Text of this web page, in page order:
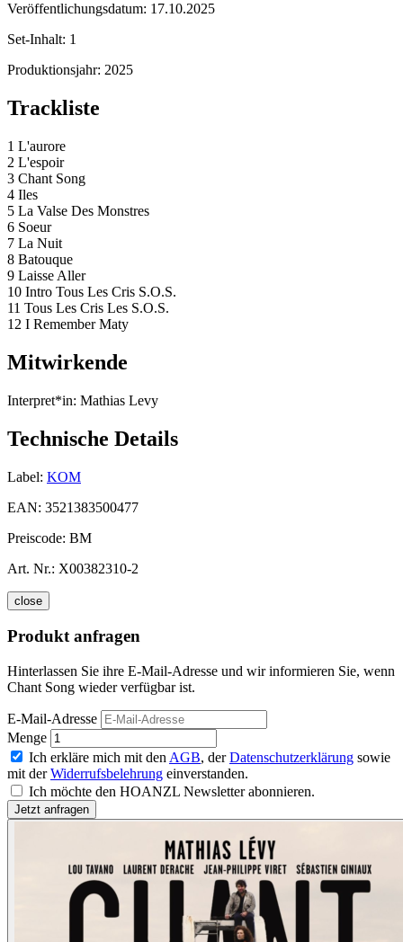
Veröffentlichungsdatum: 17.10.2025
Set-Inhalt: 1
Produktionsjahr: 2025
Trackliste
1 L'aurore
2 L'espoir
3 Chant Song
4 Iles
5 La Valse Des Monstres
6 Soeur
7 La Nuit
8 Batouque
9 Laisse Aller
10 Intro Tous Les Cris S.O.S.
11 Tous Les Cris Les S.O.S.
12 I Remember Maty
Mitwirkende
Interpret*in: Mathias Levy
Technische Details
Label: KOM
EAN: 3521383500477
Preiscode: BM
Art. Nr.: X00382310-2
close
Produkt anfragen
Hinterlassen Sie ihre E-Mail-Adresse und wir informieren Sie, wenn
Chant Song wieder verfügbar ist.
E-Mail-Adresse
Menge
Ich erkläre mich mit den AGB, derDatenschutzerklärung sowie
mit derWiderrufsbelehrung einverstanden.
Ich möchte den HOANZL Newsletter abonnieren.